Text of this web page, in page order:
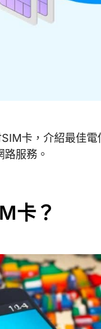
卡，介紹最佳
服務。
卡？